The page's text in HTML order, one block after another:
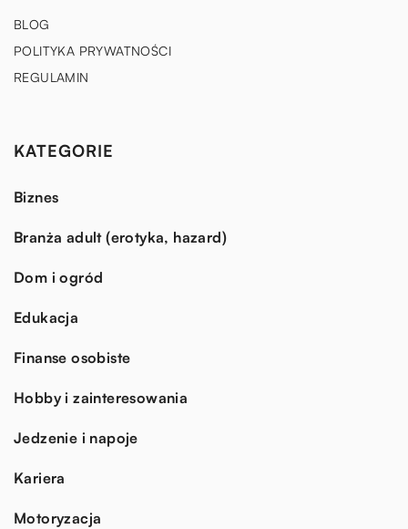
BLOG
POLITYKA PRYWATNOŚCI
REGULAMIN
KATEGORIE
Biznes
Branża adult (erotyka, hazard)
Dom i ogród
Edukacja
Finanse osobiste
Hobby i zainteresowania
Jedzenie i napoje
Kariera
Motoryzacja